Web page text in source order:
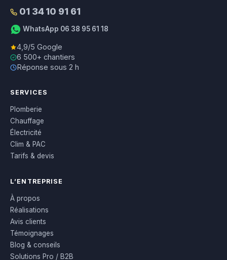
01 34 10 91 61
WhatsApp 06 38 95 61 18
4,9/5 Google
6 500+ chantiers
Réponse sous 2 h
SERVICES
Plomberie
Chauffage
Électricité
Clim & PAC
Tarifs & devis
L’ENTREPRISE
À propos
Réalisations
Avis clients
Témoignages
Blog & conseils
Solutions Pro / B2B